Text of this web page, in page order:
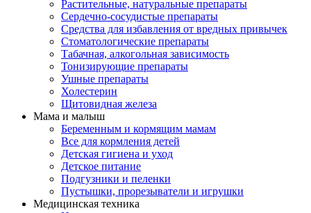
Растительные, натуральные препараты
Сердечно-сосудистые препараты
Средства для избавления от вредных привычек
Стоматологические препараты
Табачная, алкогольная зависимость
Тонизирующие препараты
Ушные препараты
Холестерин
Щитовидная железа
Мама и малыш
Беременным и кормящим мамам
Все для кормления детей
Детская гигиена и уход
Детское питание
Подгузники и пеленки
Пустышки, прорезыватели и игрушки
Медицинская техника